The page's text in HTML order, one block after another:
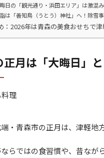
日の「観光通り・浜田エリア」は激混
は「善知鳥（うとう）神社」へ！除雪
：2026年は青森の美食おせちで
正月は「大晦日」
・青森市の正月は、津軽地
らではの食習慣や、昔なが